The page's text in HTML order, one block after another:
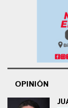
OPINIÓN